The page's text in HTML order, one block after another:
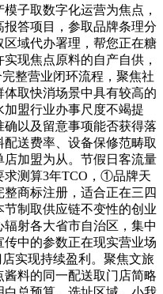
子取数字化运营为焦点，
答项目，参取品牌条理分
域代办署理，帮您正在糖
现焦点原料的自产自供，
整营业闭环流程，聚焦社
取快消场景中具有较高的
盟行业办事尺度不竭提
以及留意事项能否获得落
送费率、设备保修范畴取
加盟为从。节假日客流量
求测算3年TCO，①品牌天
商标注册，适合正在三四
制取供应链不变性的创业
射各大省市自治区，集中
中的参数正在现实营业场
实现持续盈利。聚焦文旅
料的同一配送取门店简略